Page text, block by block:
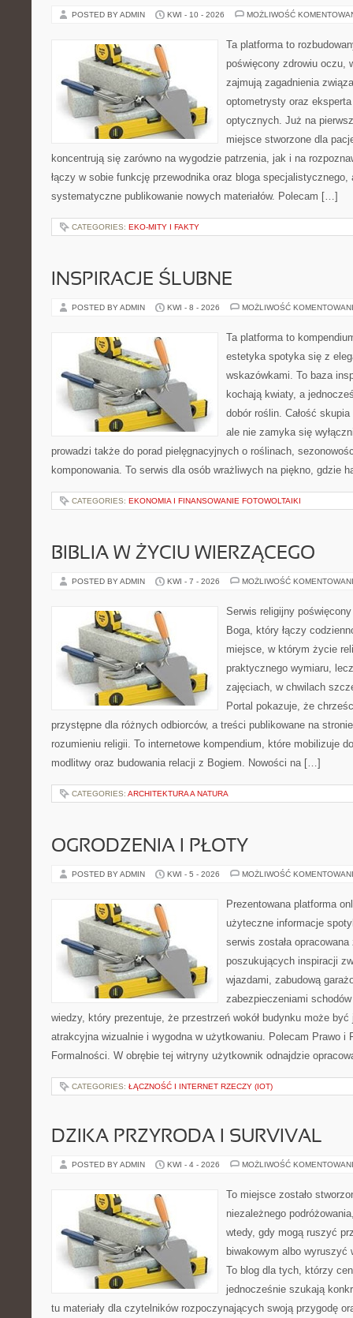
POSTED BY ADMIN KWI - 10 - 2026 MOŻLIWOŚĆ
Ta platforma to
poświęcony zdrowiu oczu,
zajmują zagadnienia
optometrysty oraz
optycznych. Już na
miejsce stworzone dla
koncentrują się zarówno na wygodzie patrzenia, jak i na
łączy w sobie funkcję przewodnika oraz bloga specjalistycznego,
systematyczne publikowanie nowych materiałów. Polecam […]
CATEGORIES: EKO-MITY I FAKTY
INSPIRACJE ŚLUBNE
POSTED BY ADMIN KWI - 8 - 2026 MOŻLIWOŚĆ
Ta platforma to
estetyka spotyka się z
wskazówkami. To baza
kochają kwiaty, a
dobór roślin. Całość
ale nie zamyka się
prowadzi także do porad pielęgnacyjnych o roślinach,
komponowania. To serwis dla osób wrażliwych na piękno, gdzie
CATEGORIES: EKONOMIA I FINANSOWANIE FOTOWOLTAIKI
BIBLIA W ŻYCIU WIERZĄCEGO
POSTED BY ADMIN KWI - 7 - 2026 MOŻLIWOŚĆ
Serwis religijny
Boga, który łączy
miejsce, w którym życie
praktycznego wymiaru,
zajęciach, w chwilach
Portal pokazuje, że
przystępne dla różnych odbiorców, a treści publikowane na
rozumieniu religii. To internetowe kompendium, które mobilizuje
modlitwy oraz budowania relacji z Bogiem. Nowości na […]
CATEGORIES: ARCHITEKTURA A NATURA
OGRODZENIA I PŁOTY
POSTED BY ADMIN KWI - 5 - 2026 MOŻLIWOŚĆ
Prezentowana platforma
użyteczne informacje
serwis została
poszukujących inspiracji
wjazdami, zabudową
zabezpieczeniami
wiedzy, który prezentuje, że przestrzeń wokół budynku może
atrakcyjna wizualnie i wygodna w użytkowaniu. Polecam Prawo i
Formalności. W obrębie tej witryny użytkownik odnajdzie
CATEGORIES: ŁĄCZNOŚĆ I INTERNET RZECZY (IOT)
DZIKA PRZYRODA I SURVIVAL
POSTED BY ADMIN KWI - 4 - 2026 MOŻLIWOŚĆ
To miejsce zostało
niezależnego
wtedy, gdy mogą ruszyć
biwakowym albo wyruszyć
To blog dla tych, którzy
jednocześnie szukają
tu materiały dla czytelników rozpoczynających swoją przygodę